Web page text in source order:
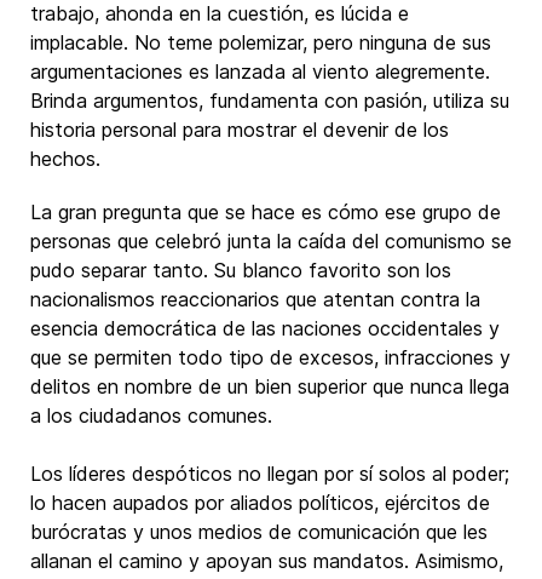
trabajo, ahonda en la cuestión, es lúcida e
implacable. No teme polemizar, pero ninguna de sus
argumentaciones es lanzada al viento alegremente.
Brinda argumentos, fundamenta con pasión, utiliza su
historia personal para mostrar el devenir de los
hechos.
La gran pregunta que se hace es cómo ese grupo de
personas que celebró junta la caída del comunismo se
pudo separar tanto. Su blanco favorito son los
nacionalismos reaccionarios que atentan contra la
esencia democrática de las naciones occidentales y
que se permiten todo tipo de excesos, infracciones y
delitos en nombre de un bien superior que nunca llega
a los ciudadanos comunes.
Los líderes despóticos no llegan por sí solos al poder;
lo hacen aupados por aliados políticos, ejércitos de
burócratas y unos medios de comunicación que les
allanan el camino y apoyan sus mandatos. Asimismo,